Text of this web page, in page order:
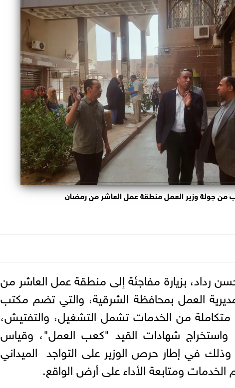
من جولة وزير العمل منطقة عمل العاشر من رمضان
رداد، بزيارة مفاجئة إلى منطقة عمل العاشر من
العمل بمحافظة الشرقية، والتي تضم مكتب
من الخدمات تشمل التشغيل، والتفتيش،
واستخراج شهادات القيد "كعب العمل"، وقياس
في إطار حرص الوزير على التواجد الميداني
ومتابعة الأداء على أرض الواقع.